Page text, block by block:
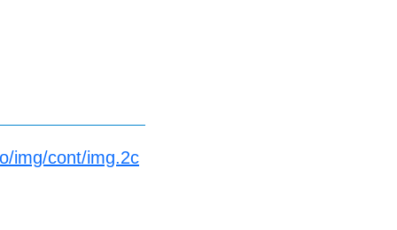
img/cont/img.2c